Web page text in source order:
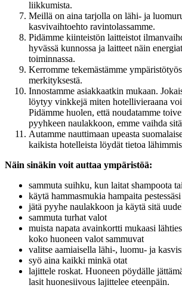
liikkumista.
Meillä on aina tarjolla on lähi- ja
kasvivaihtoehto ravintolassamme.
Pidämme kiinteistön laitteistot
hyvässä kunnossa ja laitteet näin
toiminnassa.
Kerromme tekemästämme
merkityksestä.
Innostamme asiakkaatkin mukaan.
löytyy vinkkejä miten hotellivieraana
Pidämme huolen, että noudatamme
pyyhkeen naulakkoon, emme vaihda
Autamme nauttimaan upeasta
kaikista hotelleista löydät tietoa
Näin sinäkin voit auttaa ympäristöä:
sammuta suihku, kun laitat shampoota
käytä hammasmukia hampaita pestessäsi
jätä pyyhe naulakkoon ja käytä sitä
sammuta turhat valot
muista napata avainkortti mukaasi
koko huoneen valot sammuvat
valitse aamiaisella lähi-, luomu- ja
syö aina kaikki minkä otat
lajittele roskat. Huoneen pöydälle
lasit huonesiivous lajittelee eteenpäin.